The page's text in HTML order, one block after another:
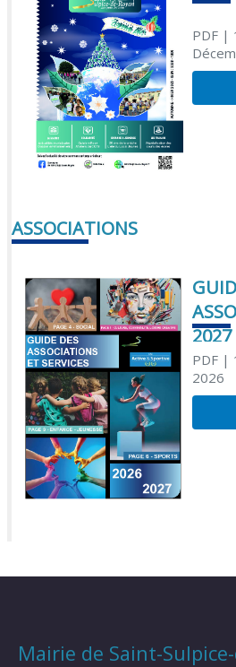
PDF|
ASSOCIATIONS
2027
PDF|
2026
Mairie de Saint-